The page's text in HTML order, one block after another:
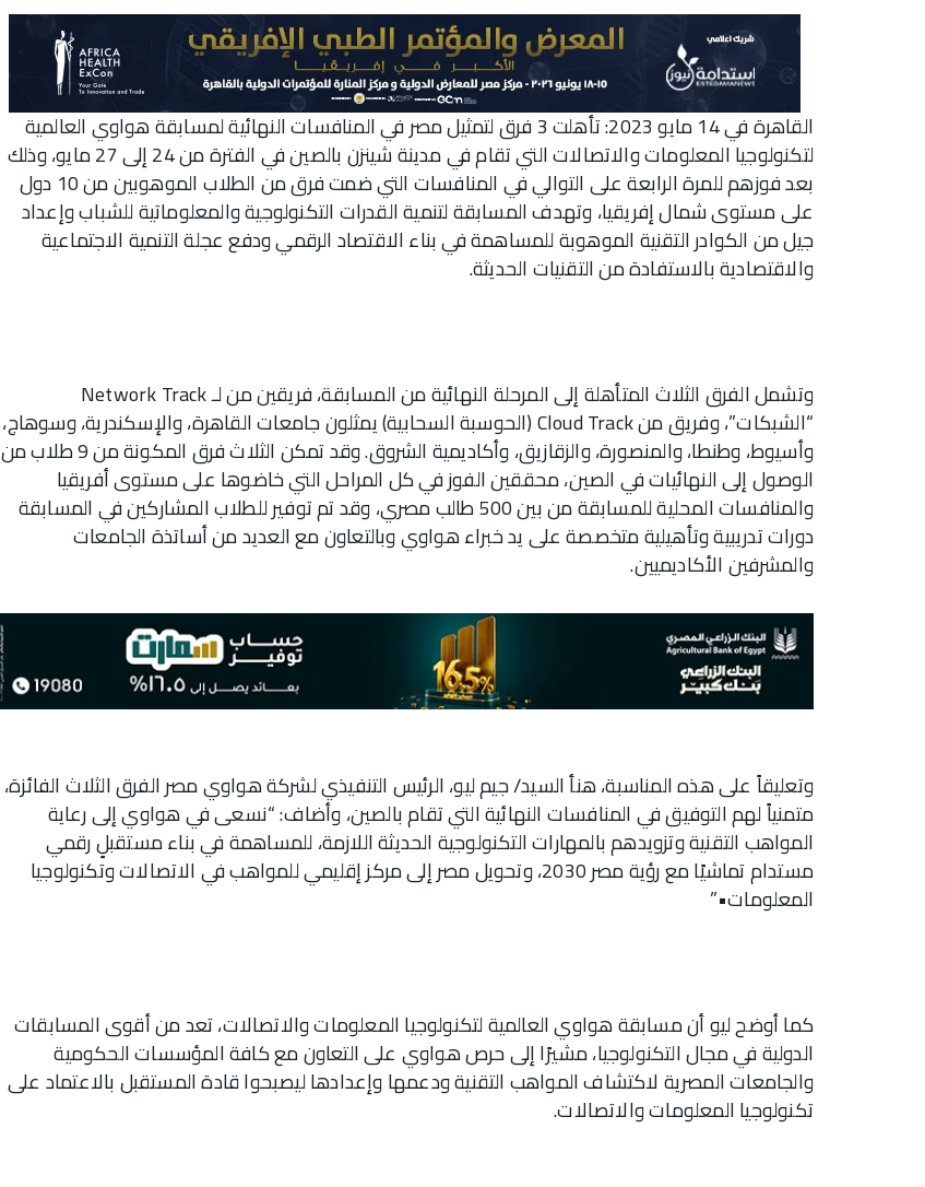
القاهرة في 14 مايو 2023: تأهلت 3 فرق لتمثيل مصر في المنافسات النهائية لمسابقة هواوي العالمية
لتكنولوجيا المعلومات والاتصالات التي تقام في مدينة شينزن بالصين في الفترة من 24 إلى 27 مايو، وذلك
بعد فوزهم للمرة الرابعة على التوالي في المنافسات التي ضمت فرق من الطلاب الموهوبين من 10 دول
على مستوى شمال إفريقيا، وتهدف المسابقة لتنمية القدرات التكنولوجية والمعلوماتية للشباب وإعداد
جيل من الكوادر التقنية الموهوبة للمساهمة في بناء الاقتصاد الرقمي ودفع عجلة التنمية الاجتماعية
والاقتصادية بالاستفادة من التقنيات الحديثة.
وتشمل الفرق الثلاث المتأهلة إلى المرحلة النهائية من المسابقة، فريقين من لـ Network Track
“الشبكات”، وفريق من Cloud Track (الحوسبة السحابية) يمثلون جامعات القاهرة، والإسكندرية، وسوهاج،
وأسيوط، وطنطا، والمنصورة، والزقازيق، وأكاديمية الشروق. وقد تمكن الثلاث فرق المكونة من 9 طلاب من
الوصول إلى النهائيات في الصين، محققين الفوز في كل المراحل التي خاضوها على مستوى أفريقيا
والمنافسات المحلية للمسابقة من بين 500 طالب مصري، وقد تم توفير للطلاب المشاركين في المسابقة
دورات تدريبية وتأهيلية متخصصة على يد خبراء هواوي وبالتعاون مع العديد من أساتذة الجامعات
والمشرفين الأكاديميين.
وتعليقاً على هذه المناسبة، هنأ السيد/ جيم ليو، الرئيس التنفيذي لشركة هواوي مصر الفرق الثلاث الفائزة،
متمنياً لهم التوفيق في المنافسات النهائية التي تقام بالصين، وأضاف: “نسعى في هواوي إلى رعاية
المواهب التقنية وتزويدهم بالمهارات التكنولوجية الحديثة اللازمة، للمساهمة في بناء مستقبلٍ رقمي
مستدام تماشيًا مع رؤية مصر 2030، وتحويل مصر إلى مركز إقليمي للمواهب في الاتصالات وتكنولوجيا
المعلومات•”
كما أوضح ليو أن مسابقة هواوي العالمية لتكنولوجيا المعلومات والاتصالات، تعد من أقوى المسابقات
الدولية في مجال التكنولوجيا، مشيرًا إلى حرص هواوي على التعاون مع كافة المؤسسات الحكومية
والجامعات المصرية لاكتشاف المواهب التقنية ودعمها وإعدادها ليصبحوا قادة المستقبل بالاعتماد على
تكنولوجيا المعلومات والاتصالات.